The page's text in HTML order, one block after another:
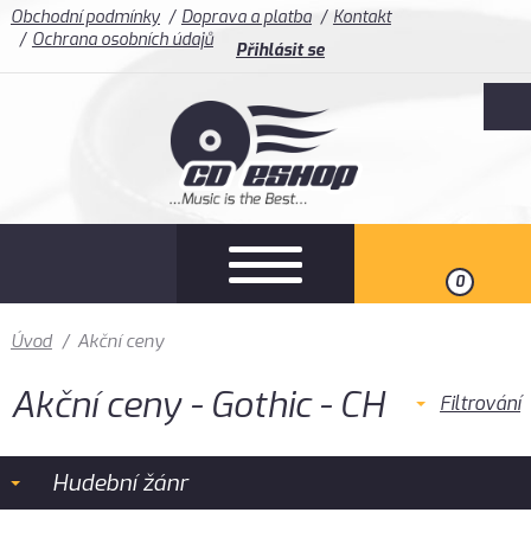
Obchodní podmínky Doprava a platba
Kontakt
Ochrana osobních údajů
Přihlásit se
0
Úvod / Akční ceny
Akční ceny - Gothic - CH Filtrování
Hudební žánr